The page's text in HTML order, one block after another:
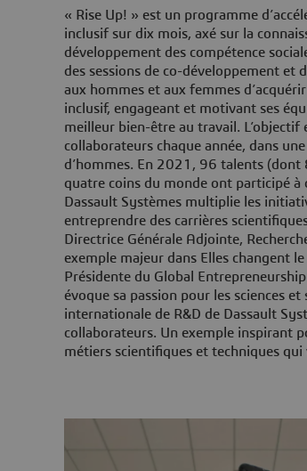
« Rise Up! » est un programme
inclusif sur dix mois, axé sur la
développement des compétence
des sessions de co-développement
aux hommes et aux femmes
inclusif, engageant et motivant ses
meilleur bien-être au travail. L’objectif
collaborateurs chaque année, dans
d’hommes. En 2021, 96 talents
quatre coins du monde ont participé à
Dassault Systèmes multiplie les
entreprendre des carrières
Directrice Générale Adjointe,
exemple majeur dans Elles changent
Présidente du Global
évoque sa passion pour les sciences
internationale de R&D de Dassault
collaborateurs. Un exemple inspirant
métiers scientifiques et techniques